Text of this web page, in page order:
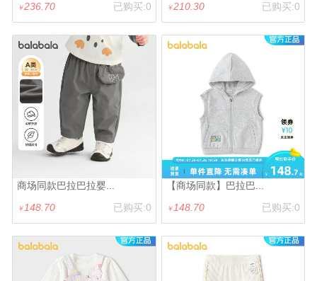
已购买:0
￥236.70
已购买:0
￥210.30
商场同款巴拉巴拉婴...
已购买:0
￥ 148.70
【商场同款】巴拉巴...
已购买:0
￥ 148.70